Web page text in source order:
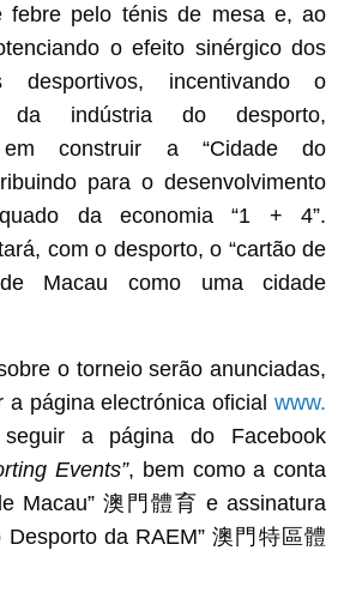
febre pelo ténis de mesa e, ao
o efeito sinérgico dos
desportivos, incentivando o
da indústria do desporto,
em construir a “Cidade do
para o desenvolvimento
da economia “1 + 4”.
com o desporto, o “cartão de
Macau como uma cidade
o torneio serão anunciadas,
a página electrónica oficialwww.
a página do Facebook
Events”, bem como a conta
Macau” 澳門體育 e assinatura
Desporto da RAEM” 澳門特區體